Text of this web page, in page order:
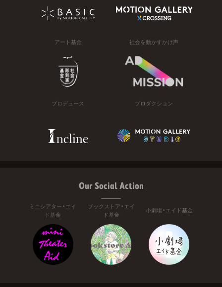
アート基金 社会を動かすかけ声
プロデュース プロダクション
Our Social Action
ミニシアター・エイ
ド基金
ブックストア・エイ
ド基金
小劇場・エイド基金